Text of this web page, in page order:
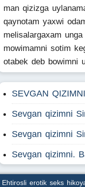
man qizizga
qaynotam yaxwi
melisalargaxam
mowimamni sotim
otabek deb bowimni
SEVGAN
Sevgan qizimni
Sevgan qizimni
Sevgan qizimni.
Ehtirosli erotik seks